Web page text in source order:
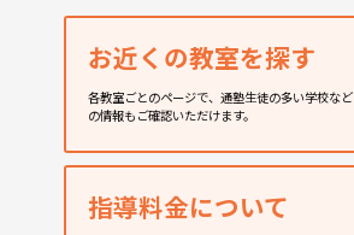
お近くの教室を探す
各教室ごとのページで、通塾生徒の多い学校など
の情報もご確認いただけます。
指導料金について